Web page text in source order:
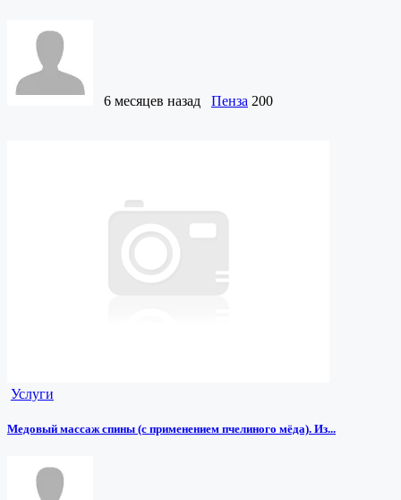
6 месяцев назад Пенза 200
Услуги
Медовый массаж спины (с применением пчелиного мёда). Из...